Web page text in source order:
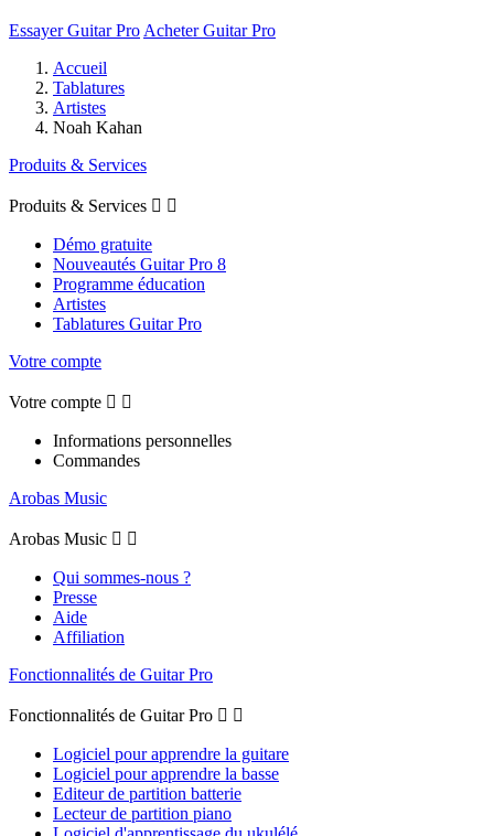
Essayer Guitar Pro Acheter Guitar Pro
Accueil
Tablatures
Artistes
Noah Kahan
Produits & Services
Produits & Services  
Démo gratuite
Nouveautés Guitar Pro 8
Programme éducation
Artistes
Tablatures Guitar Pro
Votre compte
Votre compte  
Informations personnelles
Commandes
Arobas Music
Arobas Music  
Qui sommes-nous ?
Presse
Aide
Affiliation
Fonctionnalités de Guitar Pro
Fonctionnalités de Guitar Pro  
Logiciel pour apprendre la guitare
Logiciel pour apprendre la basse
Editeur de partition batterie
Lecteur de partition piano